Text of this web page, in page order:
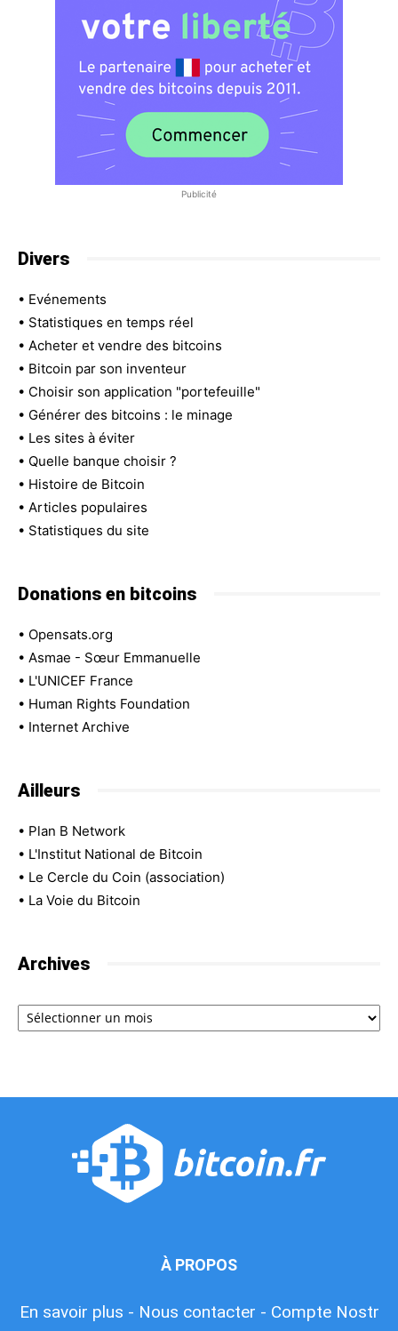
Publicité
Divers
• Evénements
• Statistiques en temps réel
• Acheter et vendre des bitcoins
• Bitcoin par son inventeur
• Choisir son application "portefeuille"
• Générer des bitcoins : le minage
• Les sites à éviter
• Quelle banque choisir ?
• Histoire de Bitcoin
• Articles populaires
• Statistiques du site
Donations en bitcoins
• Opensats.org
• Asmae - Sœur Emmanuelle
• L'UNICEF France
• Human Rights Foundation
• Internet Archive
Ailleurs
• Plan B Network
• L'Institut National de Bitcoin
• Le Cercle du Coin (association)
• La Voie du Bitcoin
Archives
Archives
À PROPOS
En savoir plus - Nous contacter - Compte Nostr